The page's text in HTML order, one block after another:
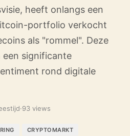
heeft onlangs een
portfolio verkocht
als "rommel". Deze
een significante
rond digitale
·93 views
CRYPTOMARKT